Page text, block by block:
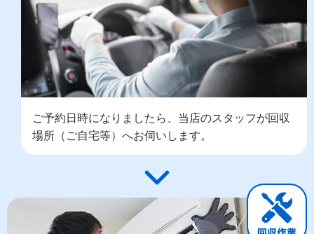
ご予約日時になりましたら、当店のスタッフが回収
場所（ご自宅等）へお伺いします。